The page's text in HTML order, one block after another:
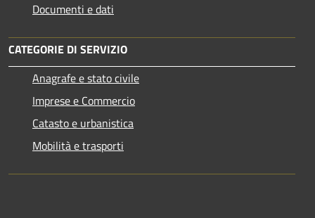
Documenti e dati
CATEGORIE DI SERVIZIO
Anagrafe e stato civile
Imprese e Commercio
Catasto e urbanistica
Mobilità e trasporti